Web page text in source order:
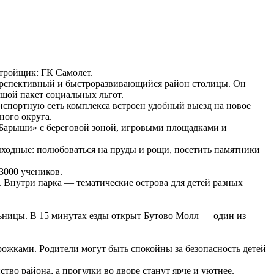
ГК Самолет.
и быстроразвивающийся район столицы. Он
пакет социальных льгот.
сеть комплекса встроен удобный выезд на новое
округа.
с береговой зоной, игровыми площадками и
полюбоваться на пруды и рощи, посетить памятники
учеников.
парка — тематические острова для детей разных
В 15 минутах езды открыт Бутово Молл — один из
Родители могут быть спокойны за безопасность детей
района, а прогулки во дворе станут ярче и уютнее.